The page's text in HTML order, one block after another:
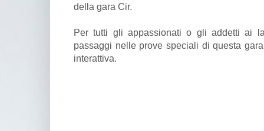
della gara Cir.
Per tutti gli appassionati o gli addetti ai
passaggi nelle prove speciali di questa
interattiva.